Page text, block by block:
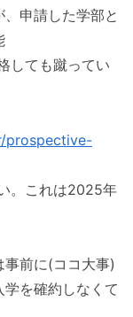
申請した学部と
しても蹴ってい
prospective-
。これは2025年
前に(ココ大事)
を確約しなくて